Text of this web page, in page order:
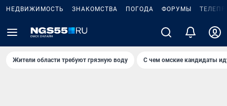
НЕДВИЖИМОСТЬ ЗНАКОМСТВА ПОГОДА ФОРУМЫ
Жители области требуют грязную воду С чем омские кандидаты